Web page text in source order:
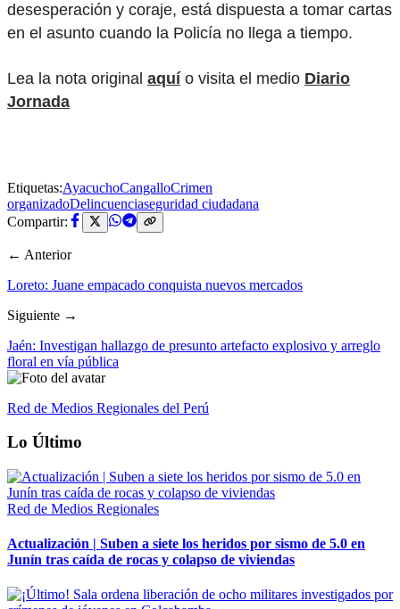
desesperación y coraje, está dispuesta a tomar cartas
en el asunto cuando la Policía no llega a tiempo.
Lea la nota original aquío visita el medio Diario
Jornada
Etiquetas:AyacuchoCangalloCrimen
organizadoDelincuenciaseguridad ciudadana
Compartir:
← Anterior
Loreto: Juane empacado conquista nuevos mercados
Siguiente →
Jaén: Investigan hallazgo de presunto artefacto explosivo y arreglo
floral en vía pública
Red de Medios Regionales del Perú
Lo Último
Red de Medios Regionales
Actualización | Suben a siete los heridos por sismo de 5.0 en
Junín tras caída de rocas y colapso de viviendas